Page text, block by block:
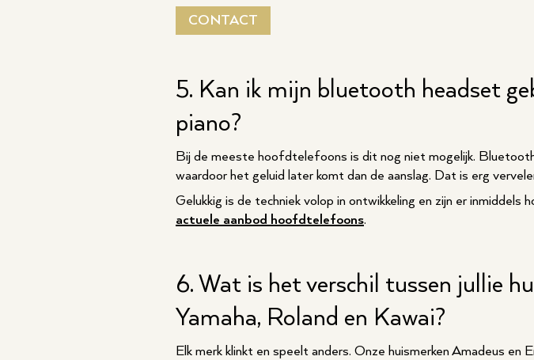
CONTACT
5. Kan ik mijn bluetooth headset
piano?
Bij de meeste hoofdtelefoons is dit nog niet mogelijk.
waardoor het geluid later komt dan de aanslag. Dat is erg
Gelukkig is de techniek volop in ontwikkeling en zijn er
actuele aanbod hoofdtelefoons.
6. Wat is het verschil tussen jullie
Yamaha, Roland en Kawai?
Elk merk klinkt en speelt anders. Onze huismerken Amadeus